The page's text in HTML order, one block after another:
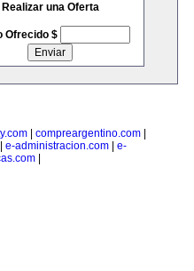
Realizar una Oferta
Ofrecido $
| compreargentino.com|
e-administracion.com
e-